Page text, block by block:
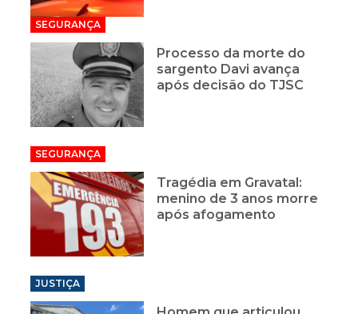
SEGURANÇA
Processo da morte do
sargento Davi avança
após decisão do TJSC
SEGURANÇA
Tragédia em Gravatal:
menino de 3 anos morre
após afogamento
JUSTIÇA